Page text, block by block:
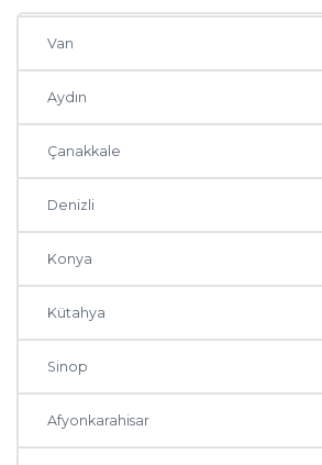
Van
Aydın
Çanakkale
Denizli
Konya
Kütahya
Sinop
Afyonkarahisar